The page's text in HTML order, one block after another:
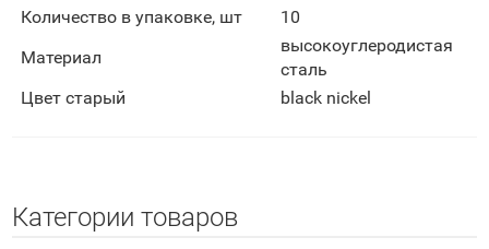
Количество в упаковке, шт
10
Материал
высокоуглеродистая
сталь
Цвет старый
black nickel
Категории товаров